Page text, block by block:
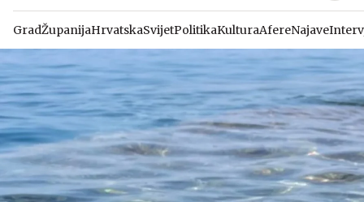
GradŽupanijaHrvatskaSvijetPolitikaKulturaAfereNajave